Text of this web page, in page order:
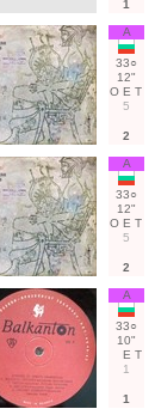
1
А
33○
12"
О Е Т
5
2
А
33○
12"
О Е Т
5
2
А
33○
10"
Е Т
1
1